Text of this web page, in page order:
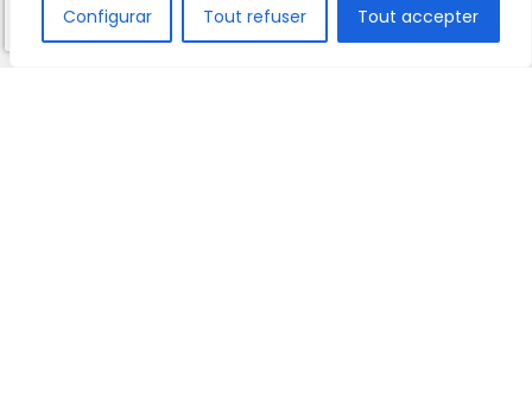
Configurar Tout refuser Tout accepter
LOCALISATION